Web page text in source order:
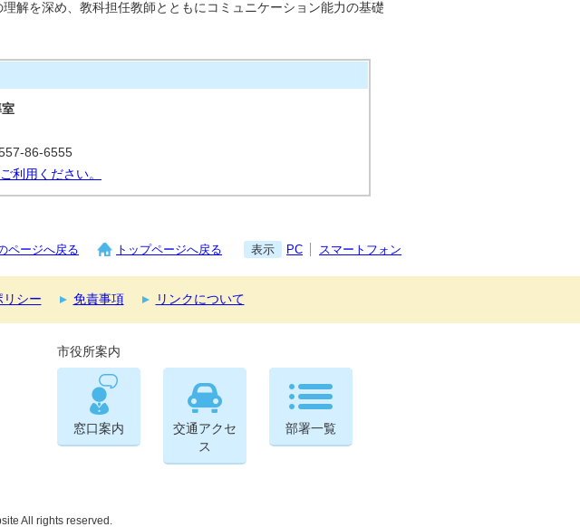
解を深め、教科担任教師とともにコミュニケーション能力の基礎
86-6555
利用ください。
ページへ戻る トップページへ戻る 表示 PC スマートフォン
リシー 免責事項 リンクについて
市役所案内
窓口案内
交通アクセ
ス
部署一覧
All rights reserved.